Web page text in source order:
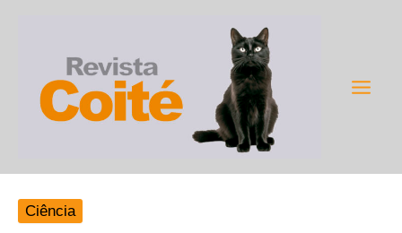
conteúdo
Ciência